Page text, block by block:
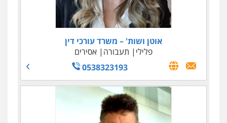
אוטן ושות' – משרד עורכי דין
פלילי
תעבורה
אסירים
0538323193